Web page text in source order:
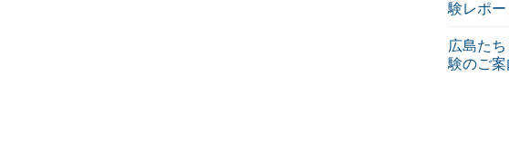
験レポー
広島た
験のご案